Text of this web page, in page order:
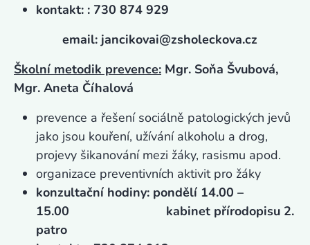
kontakt: : 730 874 929
email: jancikovai@zsholeckova.cz
Školní metodik prevence: Mgr. Soňa Švubová,
Mgr. Aneta Číhalová
prevence a řešení sociálně patologických jevů
jako jsou kouření, užívání alkoholu a drog,
projevy šikanování mezi žáky, rasismu apod.
organizace preventivních aktivit pro žáky
konzultační hodiny: pondělí 14.00 –
15.00 kabinet přírodopisu 2.
patro